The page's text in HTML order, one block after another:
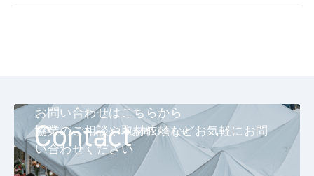
お問い合わせ
お問い合わせはこちらから
協業のご相談や取材依頼などお気軽にお問
い合わせください